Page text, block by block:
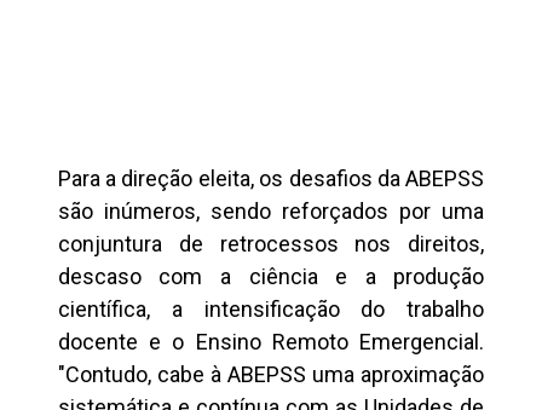
Para a direção eleita, os desafios da ABEPSS
são inúmeros, sendo reforçados por uma
conjuntura de retrocessos nos direitos,
descaso com a ciência e a produção
científica, a intensificação do trabalho
docente e o Ensino Remoto Emergencial.
"Contudo, cabe à ABEPSS uma aproximação